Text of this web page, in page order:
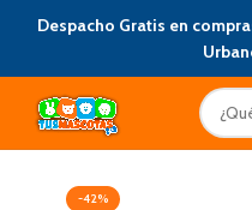
Despacho Gratis en
-42%